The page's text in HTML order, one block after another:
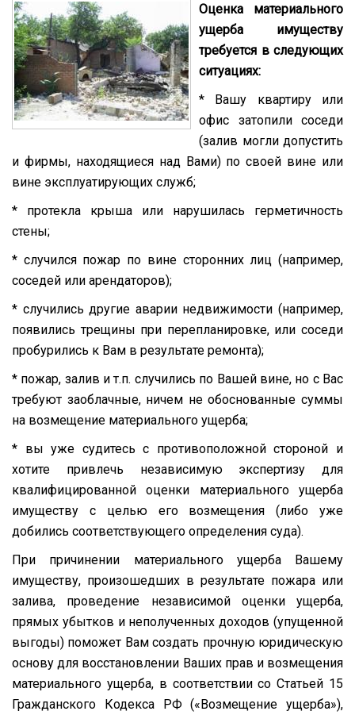
Оценка материального
ущерба имуществу
требуется в следующих
ситуациях:
* Вашу квартиру или
офис затопили соседи
(залив могли допустить
и фирмы, находящиеся над Вами) по своей вине или
вине эксплуатирующих служб;
* протекла крыша или нарушилась герметичность
стены;
* случился пожар по вине сторонних лиц (например,
соседей или арендаторов);
* случились другие аварии недвижимости (например,
появились трещины при перепланировке, или соседи
пробурились к Вам в результате ремонта);
* пожар, залив и т.п. случились по Вашей вине, но с Вас
требуют заоблачные, ничем не обоснованные суммы
на возмещение материального ущерба;
* вы уже судитесь с противоположной стороной и
хотите привлечь независимую экспертизу для
квалифицированной оценки материального ущерба
имуществу с целью его возмещения (либо уже
добились соответствующего определения суда).
При причинении материального ущерба Вашему
имуществу, произошедших в результате пожара или
залива, проведение независимой оценки ущерба,
прямых убытков и неполученных доходов (упущенной
выгоды) поможет Вам создать прочную юридическую
основу для восстановлении Ваших прав и возмещения
материального ущерба, в соответствии со Статьей 15
Гражданского Кодекса РФ («Возмещение ущерба»),